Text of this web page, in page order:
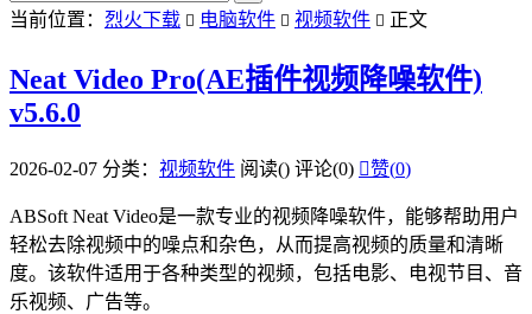
当前位置： 烈火下载  电脑软件  视频软件  正文
Neat Video Pro(AE插件视频降噪软件)
v5.6.0
2026-02-07 分类： 视频软件 阅读() 评论(0) 赞(0)
ABSoft Neat Video是一款专业的视频降噪软件，能够帮助用户
轻松去除视频中的噪点和杂色，从而提高视频的质量和清晰
度。该软件适用于各种类型的视频，包括电影、电视节目、音
乐视频、广告等。